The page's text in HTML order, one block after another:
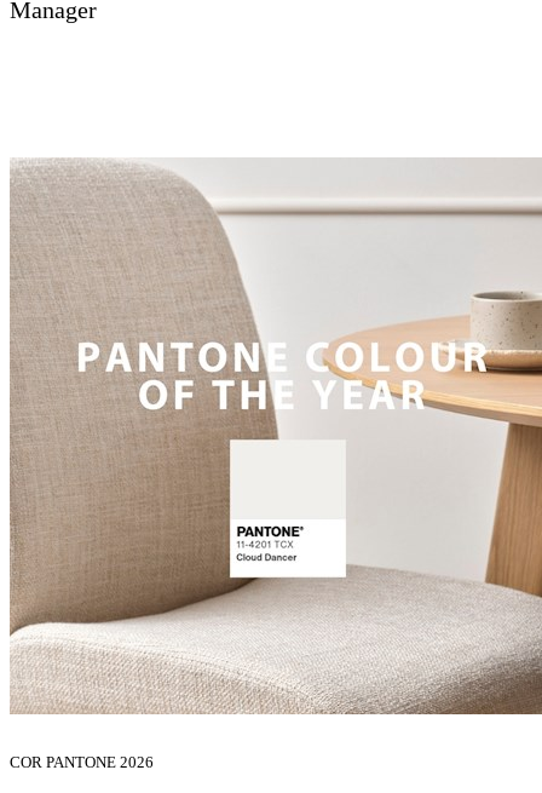
Manager
COR PANTONE 2026